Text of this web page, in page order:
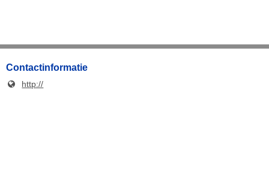
Contactinformatie
http://